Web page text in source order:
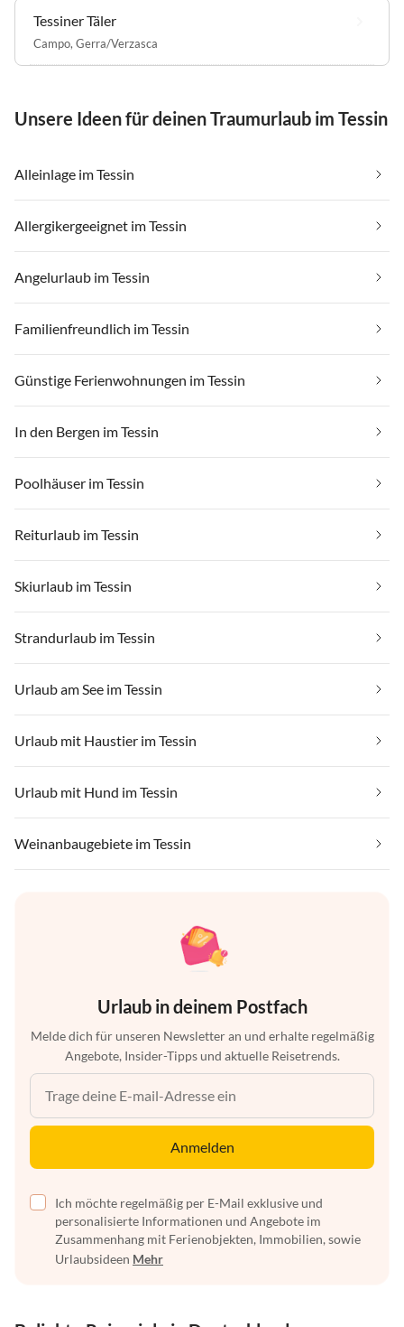
Tessiner Täler
Campo, Gerra/Verzasca
Unsere Ideen für deinen Traumurlaub im Tessin
Alleinlage im Tessin
Allergikergeeignet im Tessin
Angelurlaub im Tessin
Familienfreundlich im Tessin
Günstige Ferienwohnungen im Tessin
In den Bergen im Tessin
Poolhäuser im Tessin
Reiturlaub im Tessin
Skiurlaub im Tessin
Strandurlaub im Tessin
Urlaub am See im Tessin
Urlaub mit Haustier im Tessin
Urlaub mit Hund im Tessin
Weinanbaugebiete im Tessin
Urlaub in deinem Postfach
Melde dich für unseren Newsletter an und erhalte regelmäßig
Angebote, Insider-Tipps und aktuelle Reisetrends.
Anmelden
Ich möchte regelmäßig per E-Mail exklusive und
personalisierte Informationen und Angebote im
Zusammenhang mit Ferienobjekten, Immobilien, sowie
Urlaubsideen Mehr